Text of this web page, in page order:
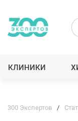
КЛИНИКИ
300 Экспертов